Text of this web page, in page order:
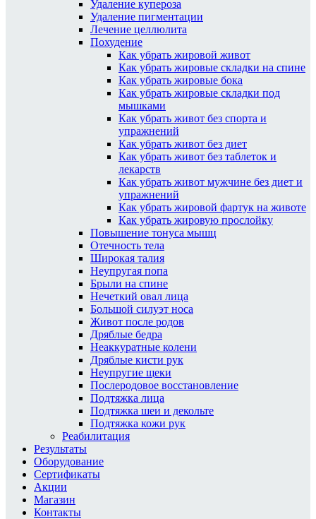
Удаление купероза
Удаление пигментации
Лечение целлюлита
Похудение
Как убрать жировой живот
Как убрать жировые складки на спине
Как убрать жировые бока
Как убрать жировые складки под
мышками
Как убрать живот без спорта и
упражнений
Как убрать живот без диет
Как убрать живот без таблеток и
лекарств
Как убрать живот мужчине без диет и
упражнений
Как убрать жировой фартук на животе
Как убрать жировую прослойку
Повышение тонуса мышц
Отечность тела
Широкая талия
Неупругая попа
Брыли на спине
Нечеткий овал лица
Большой силуэт носа
Живот после родов
Дряблые бедра
Неаккуратные колени
Дряблые кисти рук
Неупругие щеки
Послеродовое восстановление
Подтяжка лица
Подтяжка шеи и декольте
Подтяжка кожи рук
Реабилитация
Результаты
Оборудование
Сертификаты
Акции
Магазин
Контакты